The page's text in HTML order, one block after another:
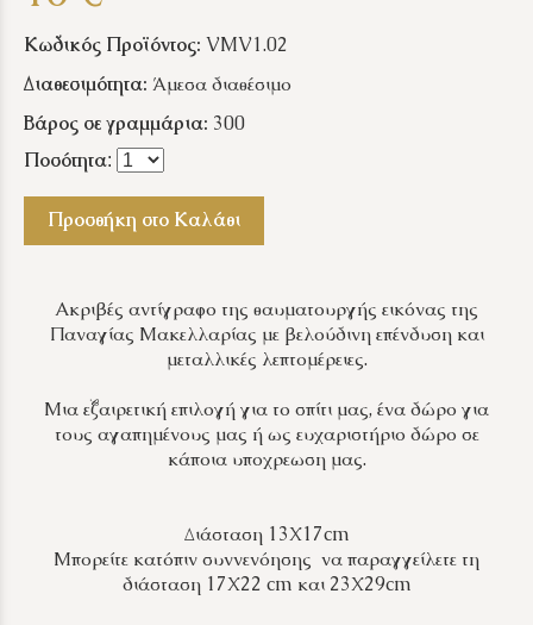
Κωδικός Προϊόντος: VMV1.02
Διαθεσιμότητα: Άμεσα διαθέσιμο
Βάρος σε γραμμάρια: 300
Ποσότητα:
Προσθήκη στο Καλάθι
Ακριβές αντίγραφο της θαυματουργής εικόνας της
Παναγίας Μακελλαρίας με βελούδινη επένδυση και
μεταλλικές λεπτομέρειες.
Μια εξαιρετική επιλογή για το σπίτι μας, ένα δώρο για
τους αγαπημένους μας ή ως ευχαριστήριο δώρο σε
κάποια υποχρεωση μας.
Διάσταση 13Χ17cm
Μπορείτε κατόπιν συννενόησης να παραγγείλετε τη
διάσταση 17Χ22 cm και 23Χ29cm